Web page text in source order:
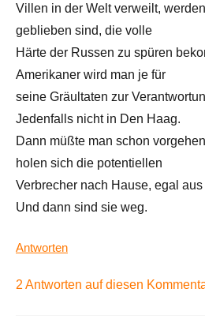
Villen in der Welt verweilt,
geblieben sind, die volle
Härte der Russen zu spüren
Amerikaner wird man je für
seine Gräultaten zur
Jedenfalls nicht in Den Haag.
Dann müßte man schon
holen sich die potentiellen
Verbrecher nach Hause, egal
Und dann sind sie weg.
Antworten
2 Antworten auf diesen